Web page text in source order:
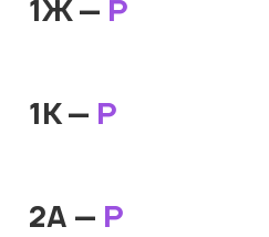
1Ж — Р
1К — Р
2А — Р